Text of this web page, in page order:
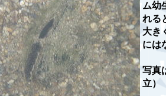
ム幼
れる
大き
には
写真
立）